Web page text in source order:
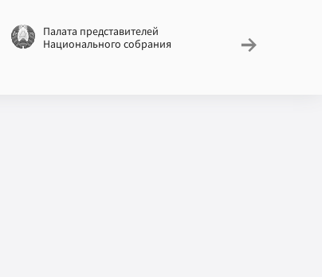
Палата представителей
Национального собрания